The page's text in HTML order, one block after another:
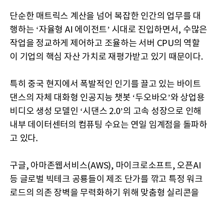
단순한 매트릭스 계산을 넘어 복잡한 인간의 업무를 대
행하는 ‘자율형 AI 에이전트’ 시대로 진입하면서, 수많은
작업을 정교하게 제어하고 조율하는 서버 CPU의 역할
이 기업의 핵심 자산 가치로 재평가받고 있기 때문이다.
특히 중국 현지에서 폭발적인 인기를 끌고 있는 바이트
댄스의 자체 대화형 인공지능 챗봇 ‘두오바오’와 상업용
비디오 생성 모델인 ‘시댄스 2.0’의 고속 성장으로 인해
내부 데이터센터의 컴퓨팅 수요는 연일 임계점을 돌파하
고 있다.
구글, 아마존웹서비스(AWS), 마이크로소프트, 오픈AI
등 글로벌 빅테크 공룡들이 제조 단가를 깎고 특정 워크
로드의 의존 장벽을 무력화하기 위해 맞춤형 실리콘을